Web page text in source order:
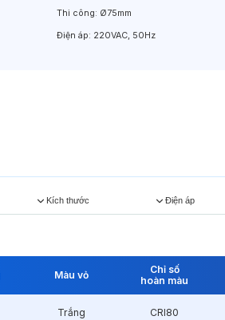
Thi công: Ø75mm
Điện áp: 220VAC, 50Hz
Kích thước Điện áp
Màu vỏ
Chỉ số
hoàn màu
Trắng CRI80